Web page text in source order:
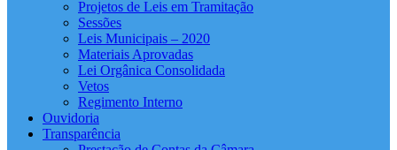
Projetos de Leis em Tramitação
Sessões
Leis Municipais – 2020
Materiais Aprovadas
Lei Orgânica Consolidada
Vetos
Regimento Interno
Ouvidoria
Transparência